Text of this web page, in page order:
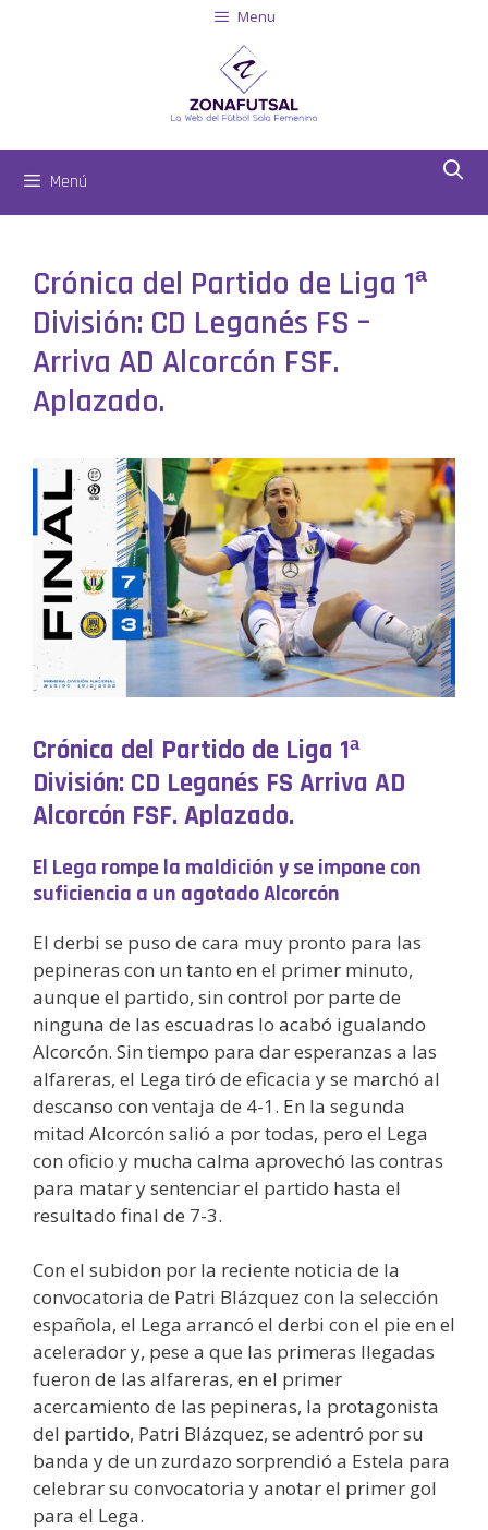
Menu
Menú
Crónica del Partido de Liga 1ª
División: CD Leganés FS –
Arriva AD Alcorcón FSF.
Aplazado.
Crónica del Partido de Liga 1ª
División: CD Leganés FS Arriva AD
Alcorcón FSF. Aplazado.
El Lega rompe la maldición y se impone con
suficiencia a un agotado Alcorcón
El derbi se puso de cara muy pronto para las
pepineras con un tanto en el primer minuto,
aunque el partido, sin control por parte de
ninguna de las escuadras lo acabó igualando
Alcorcón. Sin tiempo para dar esperanzas a las
alfareras, el Lega tiró de eficacia y se marchó al
descanso con ventaja de 4-1. En la segunda
mitad Alcorcón salió a por todas, pero el Lega
con oficio y mucha calma aprovechó las contras
para matar y sentenciar el partido hasta el
resultado final de 7-3.
Con el subidon por la reciente noticia de la
convocatoria de Patri Blázquez con la selección
española, el Lega arrancó el derbi con el pie en el
acelerador y, pese a que las primeras llegadas
fueron de las alfareras, en el primer
acercamiento de las pepineras, la protagonista
del partido, Patri Blázquez, se adentró por su
banda y de un zurdazo sorprendió a Estela para
celebrar su convocatoria y anotar el primer gol
para el Lega.